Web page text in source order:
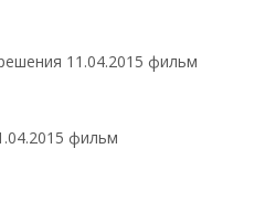
11.04.2015 фильм
фильм